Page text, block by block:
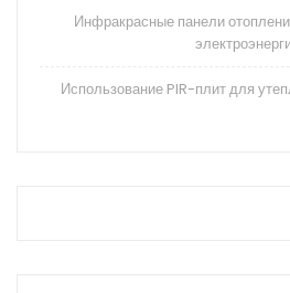
Инфракрасные панели
Использование PIR-плит для